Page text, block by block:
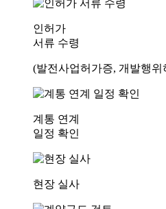
인허가
서류 수령
(발전사업허가증, 개발행
계통 연계
일정 확인
현장 실사